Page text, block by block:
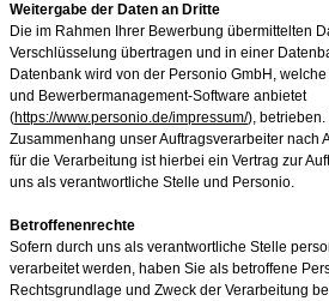
Weitergabe der Daten an Dritte
Die im Rahmen Ihrer Bewerbung übermittelten
Verschlüsselung übertragen und in einer
Datenbank wird von der Personio GmbH,
und Bewerbermanagement-Software anbietet
(https://www.personio.de/impressum/),
Zusammenhang unser Auftragsverarbeiter nach
für die Verarbeitung ist hierbei ein Vertrag zur
uns als verantwortliche Stelle und Personio.
Betroffenenrechte
Sofern durch uns als verantwortliche Stelle
verarbeitet werden, haben Sie als betroffene
Rechtsgrundlage und Zweck der Verarbeitung